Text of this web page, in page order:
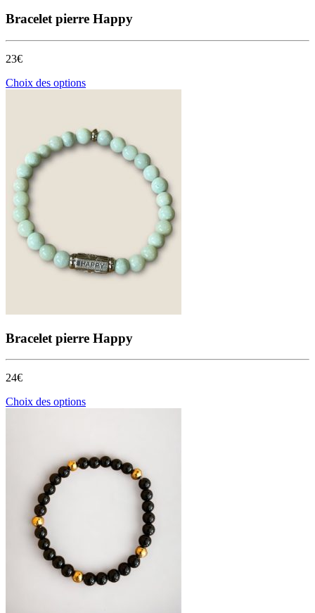
Bracelet pierre Happy
23€
Choix des optionsCe
variations.
Les
options
produit
Bracelet pierre Happy
24€
Choix des optionsCe
variations.
Les
du
produit